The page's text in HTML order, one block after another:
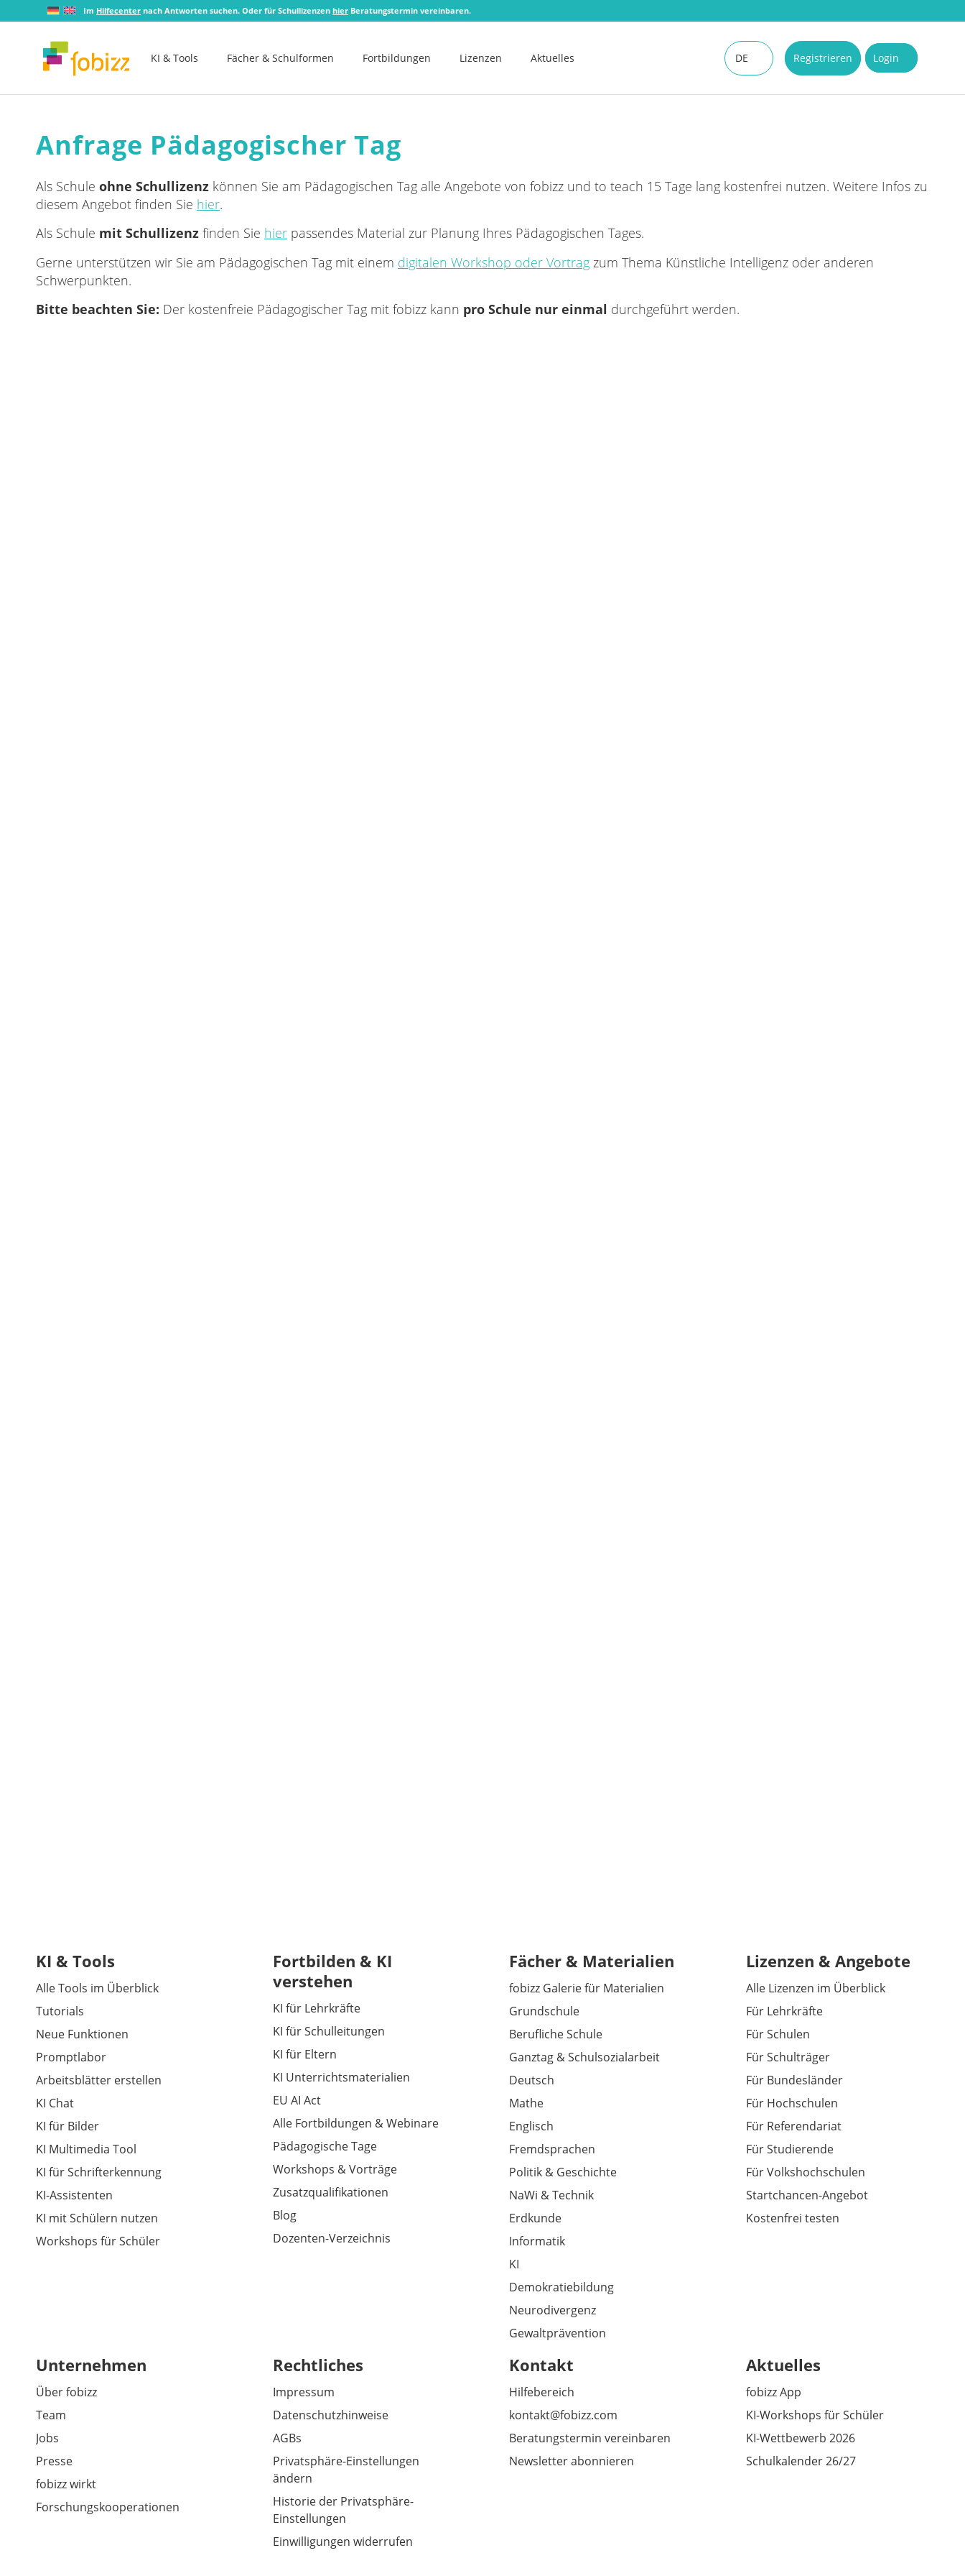
Im Hilfecenter nach Antworten suchen. Oder für Schullizenzen hier Beratungstermin vereinbaren.
KI & Tools Fächer & Schulformen Fortbildungen Lizenzen Aktuelles Registrieren Login
DE
Anfrage Pädagogischer Tag
Als Schule ohne Schullizenz können Sie am Pädagogischen Tag alle Angebote von fobizz und to teach 15 Tage lang kostenfrei nutzen. Weitere Infos zu
diesem Angebot finden Sie hier.
Als Schule mit Schullizenz finden Sie hier passendes Material zur Planung Ihres Pädagogischen Tages.
Gerne unterstützen wir Sie am Pädagogischen Tag mit einem digitalen Workshop oder Vortrag zum Thema Künstliche Intelligenz oder anderen
Schwerpunkten.
Bitte beachten Sie: Der kostenfreie Pädagogischer Tag mit fobizz kann pro Schule nur einmal durchgeführt werden.
KI & Tools
Alle Tools im Überblick
Tutorials
Neue Funktionen
Promptlabor
Arbeitsblätter erstellen
KI Chat
KI für Bilder
KI Multimedia Tool
KI für Schrifterkennung
KI-Assistenten
KI mit Schülern nutzen
Workshops für Schüler
Fortbilden & KI
verstehen
KI für Lehrkräfte
KI für Schulleitungen
KI für Eltern
KI Unterrichtsmaterialien
EU AI Act
Alle Fortbildungen & Webinare
Pädagogische Tage
Workshops & Vorträge
Zusatzqualifikationen
Blog
Dozenten-Verzeichnis
Fächer & Materialien
fobizz Galerie für Materialien
Grundschule
Berufliche Schule
Ganztag & Schulsozialarbeit
Deutsch
Mathe
Englisch
Fremdsprachen
Politik & Geschichte
NaWi & Technik
Erdkunde
Informatik
KI
Demokratiebildung
Neurodivergenz
Gewaltprävention
Lizenzen & Angebote
Alle Lizenzen im Überblick
Für Lehrkräfte
Für Schulen
Für Schulträger
Für Bundesländer
Für Hochschulen
Für Referendariat
Für Studierende
Für Volkshochschulen
Startchancen-Angebot
Kostenfrei testen
Unternehmen
Über fobizz
Team
Jobs
Presse
fobizz wirkt
Forschungskooperationen
Rechtliches
Impressum
Datenschutzhinweise
AGBs
Privatsphäre-Einstellungen
ändern
Historie der Privatsphäre-
Einstellungen
Einwilligungen widerrufen
Kontakt
Hilfebereich
kontakt@fobizz.com
Beratungstermin vereinbaren
Newsletter abonnieren
Aktuelles
fobizz App
KI-Workshops für Schüler
KI-Wettbewerb 2026
Schulkalender 26/27